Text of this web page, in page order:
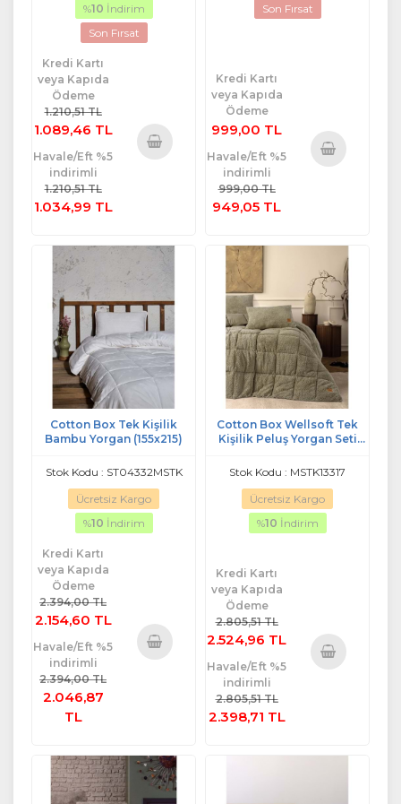
%10 İndirim
Son Fırsat
Kredi Kartı
veya Kapıda
Ödeme
1.210,51 TL
1.089,46 TL
Havale/Eft %5
indirimli
1.210,51 TL
1.034,99 TL
Son Fırsat
Kredi Kartı
veya Kapıda
Ödeme
999,00 TL
Havale/Eft %5
indirimli
999,00 TL
949,05 TL
Cotton Box Tek Kişilik
Bambu Yorgan (155x215)
Stok Kodu : ST04332MSTK
Ücretsiz Kargo
%10 İndirim
Kredi Kartı
veya Kapıda
Ödeme
2.394,00 TL
2.154,60 TL
Havale/Eft %5
indirimli
2.394,00 TL
2.046,87
TL
Cotton Box Wellsoft Tek
Kişilik Peluş Yorgan Seti
Stok Kodu : MSTK13317
Ücretsiz Kargo
%10 İndirim
Kredi Kartı
veya Kapıda
Ödeme
2.805,51 TL
2.524,96 TL
Havale/Eft %5
indirimli
2.805,51 TL
2.398,71 TL